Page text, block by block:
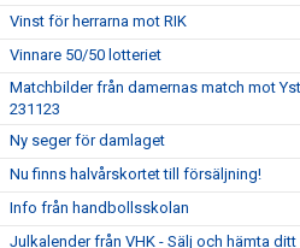
Vinst för herrarna mot RIK
Vinnare 50/50 lotteriet
Matchbilder från damernas match mot
231123
Ny seger för damlaget
Nu finns halvårskortet till försäljning!
Info från handbollsskolan
Julkalender från VHK - Sälj och hämta ditt